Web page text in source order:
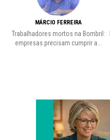
MÁRCIO FERREIRA
Trabalhadores mortos na Bombril:
empresas precisam cumprir a...